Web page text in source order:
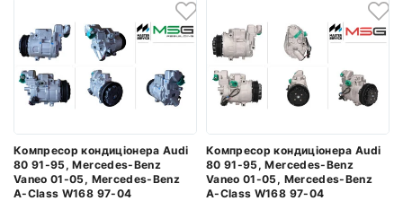
Компресор кондиціонера Audi
80 91-95, Mercedes-Benz
Vaneo 01-05, Mercedes-Benz
A-Class W168 97-04
Компресор кондиціонера Audi
80 91-95, Mercedes-Benz
Vaneo 01-05, Mercedes-Benz
A-Class W168 97-04